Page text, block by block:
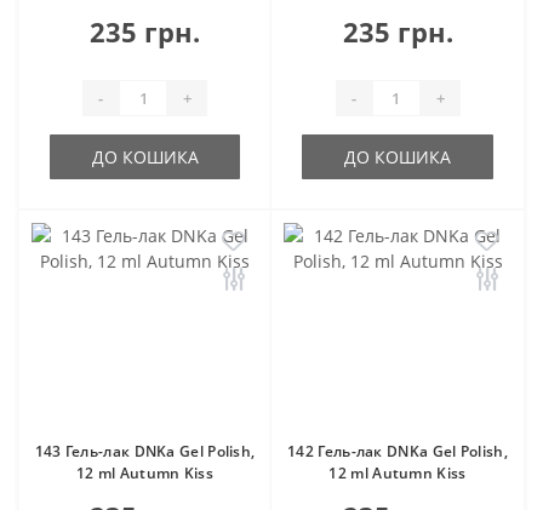
235 грн.
- +
ДО КОШИКА
235 грн.
- +
ДО КОШИКА
143 Гель-лак DNKa Gel Polish,
12 ml Autumn Kiss
142 Гель-лак DNKa Gel Polish,
12 ml Autumn Kiss